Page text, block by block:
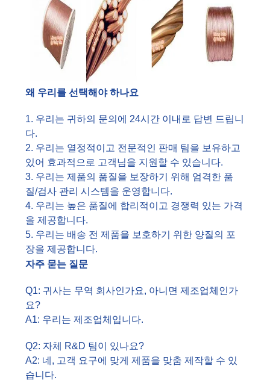
왜 우리를 선택해야 하나요
1. 우리는 귀하의 문의에 24시간 이내로 답변 드립니
다.
2. 우리는 열정적이고 전문적인 판매 팀을 보유하고
있어 효과적으로 고객님을 지원할 수 있습니다.
3. 우리는 제품의 품질을 보장하기 위해 엄격한 품
질/검사 관리 시스템을 운영합니다.
4. 우리는 높은 품질에 합리적이고 경쟁력 있는 가격
을 제공합니다.
5. 우리는 배송 전 제품을 보호하기 위한 양질의 포
장을 제공합니다.
자주 묻는 질문
Q1: 귀사는 무역 회사인가요, 아니면 제조업체인가
요?
A1: 우리는 제조업체입니다.
Q2: 자체 R&D 팀이 있나요?
A2: 네, 고객 요구에 맞게 제품을 맞춤 제작할 수 있
습니다.